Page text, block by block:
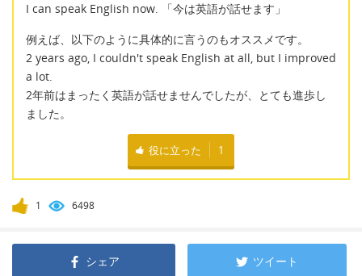
I can speak English now. 「今は英語が話せます」
例えば、以下のように具体的に言うのもオススメです。
2 years ago, I couldn't speak English at all, but I improved
a lot.
2年前はまったく英語が話せませんでしたが、とても進歩し
ました。
役に立った 1
1 6498
シェア ツイート